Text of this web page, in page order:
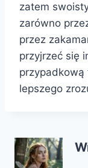
zatem
zarówno
przez
przyjrzeć się
lepszego